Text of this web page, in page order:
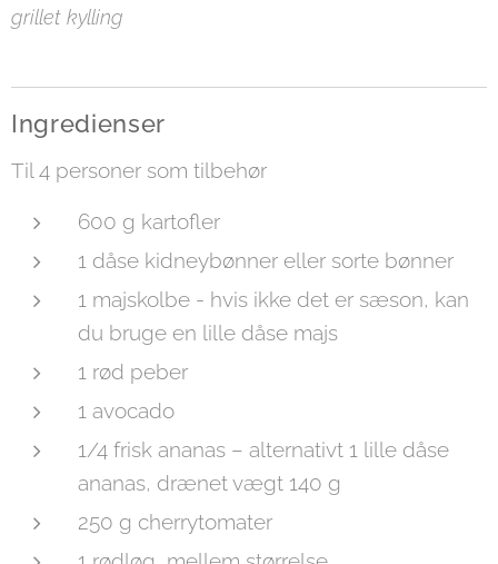
grillet kylling
Ingredienser
Til 4 personer som tilbehør
600 g kartofler
1 dåse kidneybønner eller sorte bønner
1 majskolbe - hvis ikke det er sæson, kan
du bruge en lille dåse majs
1 rød peber
1 avocado
1/4 frisk ananas – alternativt 1 lille dåse
ananas, drænet vægt 140 g
250 g cherrytomater